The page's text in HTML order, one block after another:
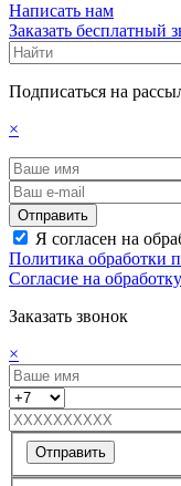
Написать нам
Заказать бесплатный
Подписаться на
×
Отправить
Я согласен на
Политика обработки
Согласие на
Заказать звонок
×
Отправить